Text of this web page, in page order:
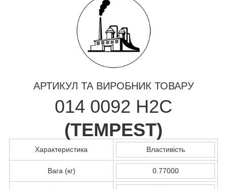
АРТИКУЛ ТА ВИРОБНИК ТОВАРУ
014 0092 H2C
(TEMPEST)
Характеристика Властивість
Вага (кг) 0.77000